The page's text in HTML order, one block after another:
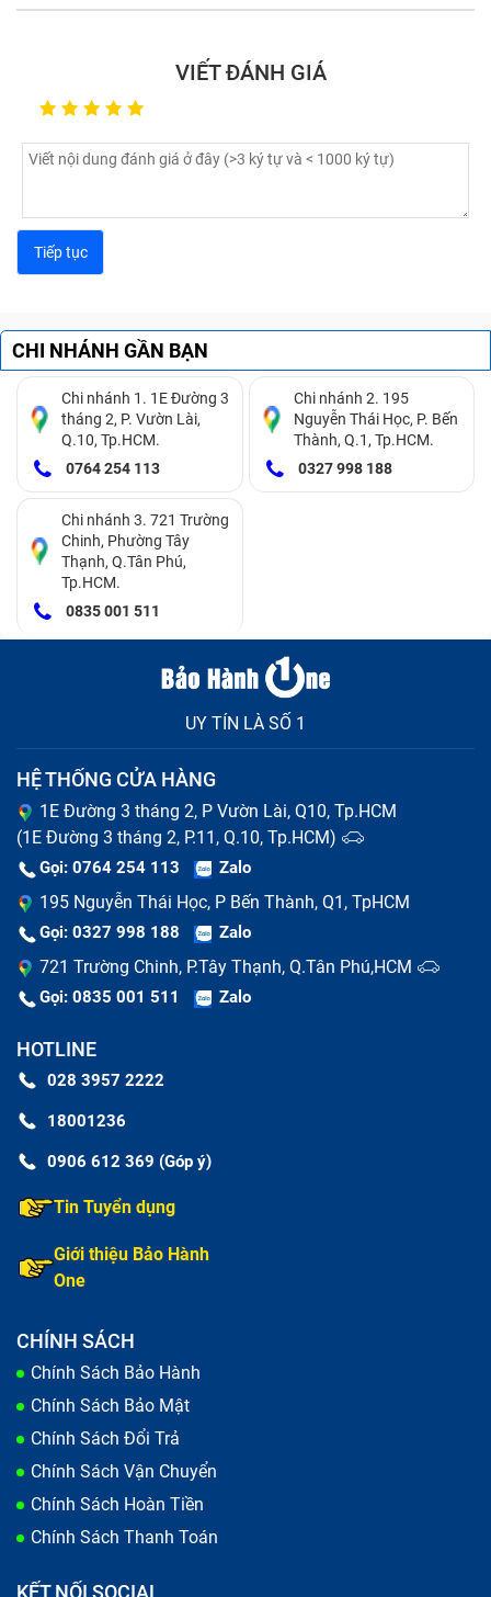
VIẾT ĐÁNH GIÁ
CHI NHÁNH GẦN BẠN
Chi nhánh 1. 1E Đường 3
tháng 2, P. Vườn Lài,
Q.10, Tp.HCM.
0764 254 113
Chi nhánh 2. 195
Nguyễn Thái Học, P. Bến
Thành, Q.1, Tp.HCM.
0327 998 188
Chi nhánh 3. 721 Trường
Chinh, Phường Tây
Thạnh, Q.Tân Phú,
Tp.HCM.
0835 001 511
UY TÍN LÀ SỐ 1
HỆ THỐNG CỬA HÀNG
1E Đường 3 tháng 2, P Vườn Lài, Q10, Tp.HCM
(1E Đường 3 tháng 2, P.11, Q.10, Tp.HCM)
Gọi: 0764 254 113 Zalo
195 Nguyễn Thái Học, P Bến Thành, Q1, TpHCM
Gọi: 0327 998 188 Zalo
721 Trường Chinh, P.Tây Thạnh, Q.Tân Phú,HCM
Gọi: 0835 001 511 Zalo
HOTLINE
028 3957 2222
18001236
0906 612 369 (Góp ý)
Tin Tuyển dụng
Giới thiệu Bảo Hành
One
CHÍNH SÁCH
Chính Sách Bảo Hành
Chính Sách Bảo Mật
Chính Sách Đổi Trả
Chính Sách Vận Chuyển
Chính Sách Hoàn Tiền
Chính Sách Thanh Toán
KẾT NỐI SOCIAL